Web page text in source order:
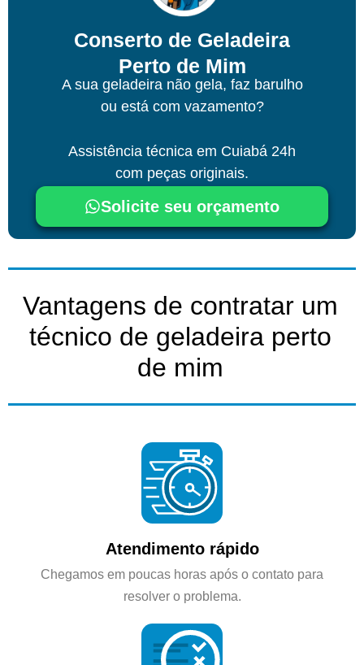
Conserto de Geladeira
Perto de Mim
A sua geladeira não gela, faz barulho
ou está com vazamento?
Assistência técnica em Cuiabá 24h
com peças originais.
Solicite seu orçamento
Vantagens de contratar um
técnico de geladeira perto
de mim
Atendimento rápido
Chegamos em poucas horas após o contato para
resolver o problema.